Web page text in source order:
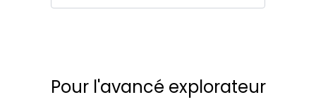
Pour l'avancé explorateur